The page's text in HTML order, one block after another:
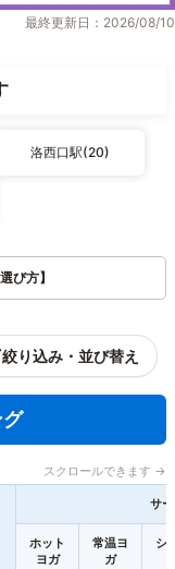
最終更新日：2026/08/10
洛西口駅(20)
び方】
絞り込み・並び替え
スクロールできます →
サ
ホット
ヨガ
常温ヨ
ガ
シ